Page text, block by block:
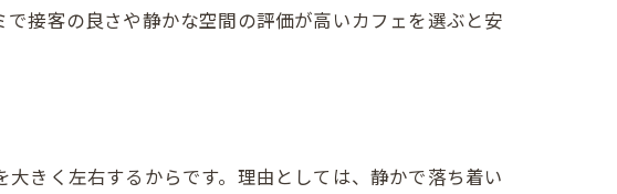
のポイント
選び方
を解説
接客の良さや静かな空間の評価が高いカフェを選ぶと安
きく左右するからです。理由としては、静かで落ち着い